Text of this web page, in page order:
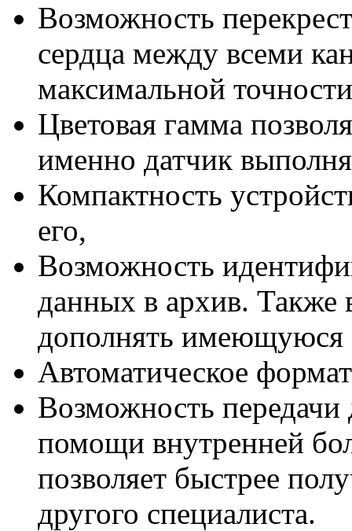
Возможность
сердца между всеми
максимальной
Цветовая гамма
именно датчик
Компактность
его,
Возможность
данных в архив.
дополнять
Автоматическое
Возможность
помощи внутренней
позволяет быстрее
другого специалиста.